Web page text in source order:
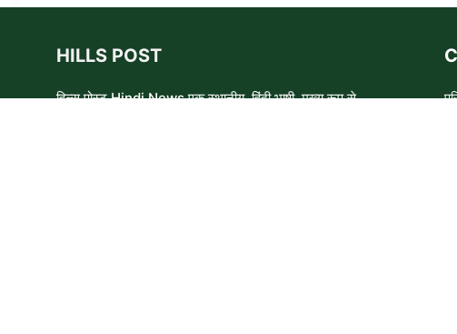
HILLS POST
हिल्स पोस्ट Hindi News एक स्थानीय, हिंदी भाषी, मुख्य रूप से